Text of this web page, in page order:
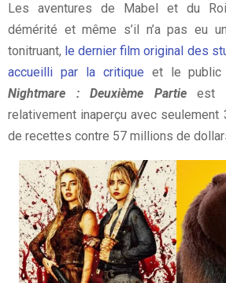
Les aventures de Mabel et du Roi
démérité et même s’il n’a pas eu
tonitruant, le dernier film original des
accueilli par la critique et le public
Nightmare : Deuxième Partieest
relativement inaperçu avec
de recettes contre 57 millions de